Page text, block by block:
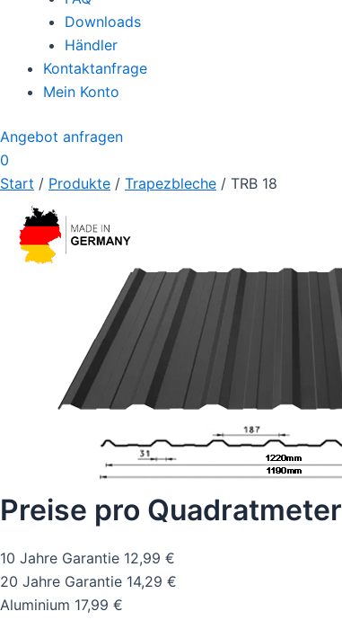
Downloads
Händler
Kontaktanfrage
Mein Konto
Angebot anfragen
0
Start / Produkte / Trapezbleche / TRB 18
Preise pro Quadratmeter
10 Jahre Garantie 12,99 €
20 Jahre Garantie 14,29 €
Aluminium 17,99 €